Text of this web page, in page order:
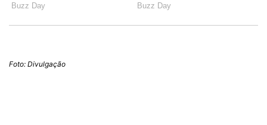
Foto: Divulgação